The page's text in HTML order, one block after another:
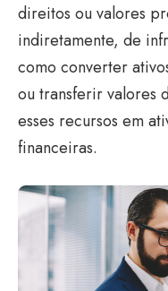
direitos ou valores
indiretamente, de
como converter
ou transferir valores
esses recursos em
financeiras.